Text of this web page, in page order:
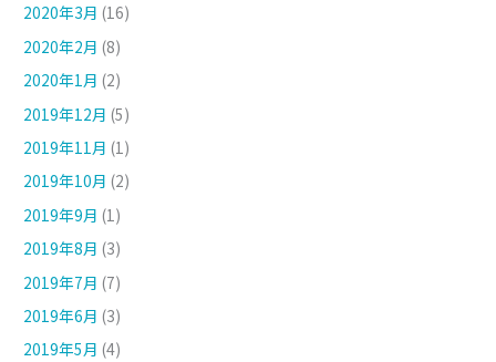
2020年3月 (16)
2020年2月 (8)
2020年1月 (2)
2019年12月 (5)
2019年11月 (1)
2019年10月 (2)
2019年9月 (1)
2019年8月 (3)
2019年7月 (7)
2019年6月 (3)
2019年5月 (4)